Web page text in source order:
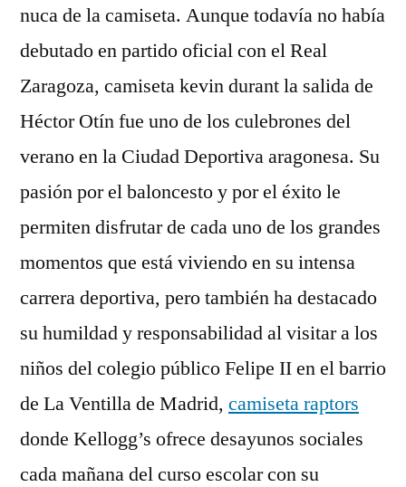
nuca de la camiseta. Aunque todavía no había
debutado en partido oficial con el Real
Zaragoza, camiseta kevin durant la salida de
Héctor Otín fue uno de los culebrones del
verano en la Ciudad Deportiva aragonesa. Su
pasión por el baloncesto y por el éxito le
permiten disfrutar de cada uno de los grandes
momentos que está viviendo en su intensa
carrera deportiva, pero también ha destacado
su humildad y responsabilidad al visitar a los
niños del colegio público Felipe II en el barrio
de La Ventilla de Madrid, camiseta raptors
donde Kellogg’s ofrece desayunos sociales
cada mañana del curso escolar con su